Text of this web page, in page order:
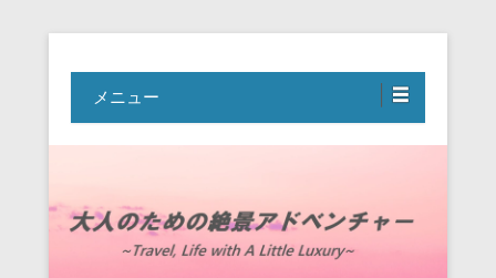
大人のための絶景アドベンチャー
メニュー